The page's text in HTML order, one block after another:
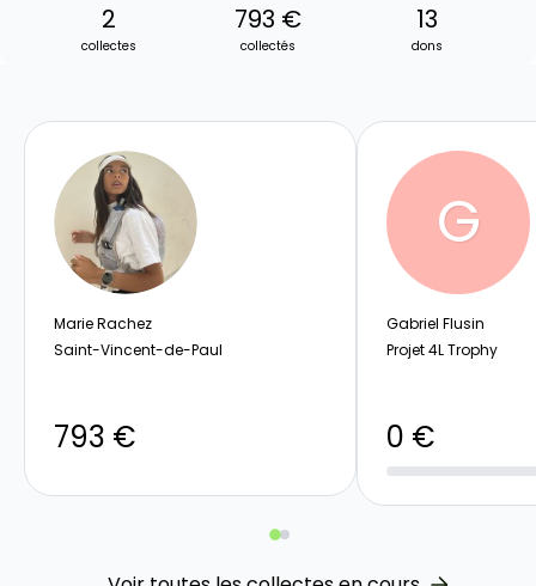
2
collectes
793 €
collectés
13
dons
Marie Rachez
Saint-Vincent-de-Paul
793 €
G
Gabriel Flusin
Projet 4L Trophy
0 €